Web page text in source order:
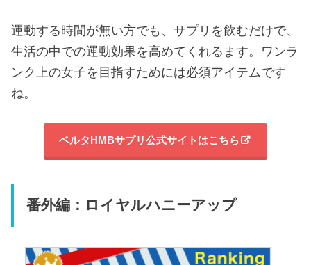
運動する時間が無い方でも、サプリを飲むだけで、
生活の中での運動効果を高めてくれるます。ワンラ
ンク上の女子を目指すためには必須アイテムです
ね。
ベルタHMBサプリ公式サイトはこちら
番外編：ロイヤルハニーアップ